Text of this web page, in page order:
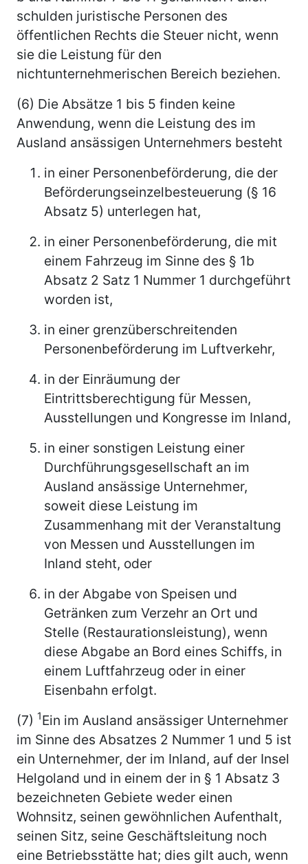
schulden juristische Personen des
öffentlichen Rechts die Steuer nicht, wenn
sie die Leistung für den
nichtunternehmerischen Bereich beziehen.
(6) Die Absätze 1 bis 5 finden keine
Anwendung, wenn die Leistung des im
Ausland ansässigen Unternehmers besteht
in einer Personenbeförderung, die der
Beförderungseinzelbesteuerung (§ 16
Absatz 5) unterlegen hat,
in einer Personenbeförderung, die mit
einem Fahrzeug im Sinne des § 1b
Absatz 2 Satz 1 Nummer 1 durchgeführt
worden ist,
in einer grenzüberschreitenden
Personenbeförderung im Luftverkehr,
in der Einräumung der
Eintrittsberechtigung für Messen,
Ausstellungen und Kongresse im Inland,
in einer sonstigen Leistung einer
Durchführungsgesellschaft an im
Ausland ansässige Unternehmer,
soweit diese Leistung im
Zusammenhang mit der Veranstaltung
von Messen und Ausstellungen im
Inland steht, oder
in der Abgabe von Speisen und
Getränken zum Verzehr an Ort und
Stelle (Restaurationsleistung), wenn
diese Abgabe an Bord eines Schiffs, in
einem Luftfahrzeug oder in einer
Eisenbahn erfolgt.
(7) 1Ein im Ausland ansässiger Unternehmer
im Sinne des Absatzes 2 Nummer 1 und 5 ist
ein Unternehmer, der im Inland, auf der Insel
Helgoland und in einem der in § 1 Absatz 3
bezeichneten Gebiete weder einen
Wohnsitz, seinen gewöhnlichen Aufenthalt,
seinen Sitz, seine Geschäftsleitung noch
eine Betriebsstätte hat; dies gilt auch, wenn